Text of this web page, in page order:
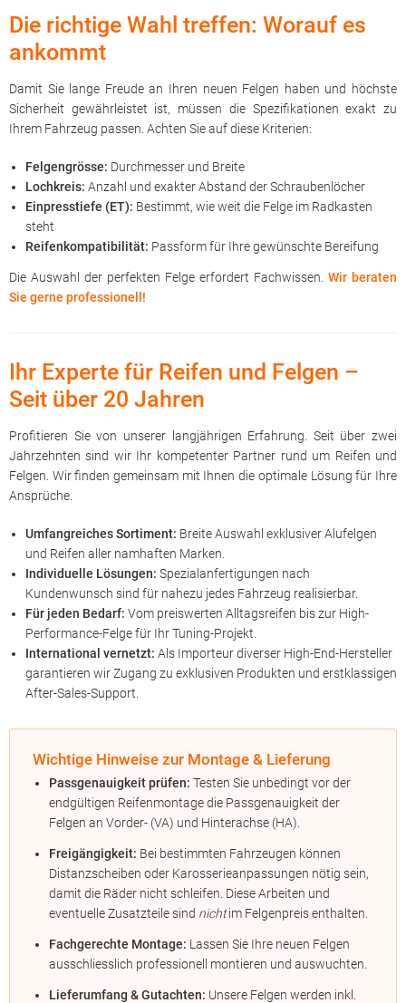
Die richtige Wahl treffen: Worauf es
ankommt
Damit Sie lange Freude an Ihren neuen Felgen haben und höchste
Sicherheit gewährleistet ist, müssen die Spezifikationen exakt zu
Ihrem Fahrzeug passen. Achten Sie auf diese Kriterien:
Felgengrösse: Durchmesser und Breite
Lochkreis: Anzahl und exakter Abstand der Schraubenlöcher
Einpresstiefe (ET): Bestimmt, wie weit die Felge im Radkasten
steht
Reifenkompatibilität: Passform für Ihre gewünschte Bereifung
Die Auswahl der perfekten Felge erfordert Fachwissen. Wir beraten
Sie gerne professionell!
Ihr Experte für Reifen und Felgen –
Seit über 20 Jahren
Profitieren Sie von unserer langjährigen Erfahrung. Seit über zwei
Jahrzehnten sind wir Ihr kompetenter Partner rund um Reifen und
Felgen. Wir finden gemeinsam mit Ihnen die optimale Lösung für Ihre
Ansprüche.
Umfangreiches Sortiment: Breite Auswahl exklusiver Alufelgen
und Reifen aller namhaften Marken.
Individuelle Lösungen: Spezialanfertigungen nach
Kundenwunsch sind für nahezu jedes Fahrzeug realisierbar.
Für jeden Bedarf: Vom preiswerten Alltagsreifen bis zur High-
Performance-Felge für Ihr Tuning-Projekt.
International vernetzt: Als Importeur diverser High-End-Hersteller
garantieren wir Zugang zu exklusiven Produkten und erstklassigen
After-Sales-Support.
Wichtige Hinweise zur Montage & Lieferung
Passgenauigkeit prüfen: Testen Sie unbedingt vor der
endgültigen Reifenmontage die Passgenauigkeit der
Felgen an Vorder- (VA) und Hinterachse (HA).
Freigängigkeit: Bei bestimmten Fahrzeugen können
Distanzscheiben oder Karosserieanpassungen nötig sein,
damit die Räder nicht schleifen. Diese Arbeiten und
eventuelle Zusatzteile sind nichtim Felgenpreis enthalten.
Fachgerechte Montage: Lassen Sie Ihre neuen Felgen
ausschliesslich professionell montieren und auswuchten.
Lieferumfang & Gutachten: Unsere Felgen werden inkl.